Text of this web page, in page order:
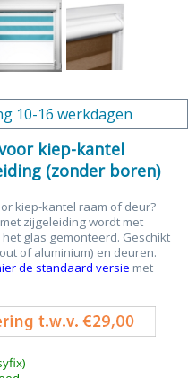
10-16 werkdagen
kiep-kantel
(zonder boren)
kiep-kantel raam of deur?
zijgeleiding wordt met
glas gemonteerd. Geschikt
of aluminium) en deuren.
de standaard versie met